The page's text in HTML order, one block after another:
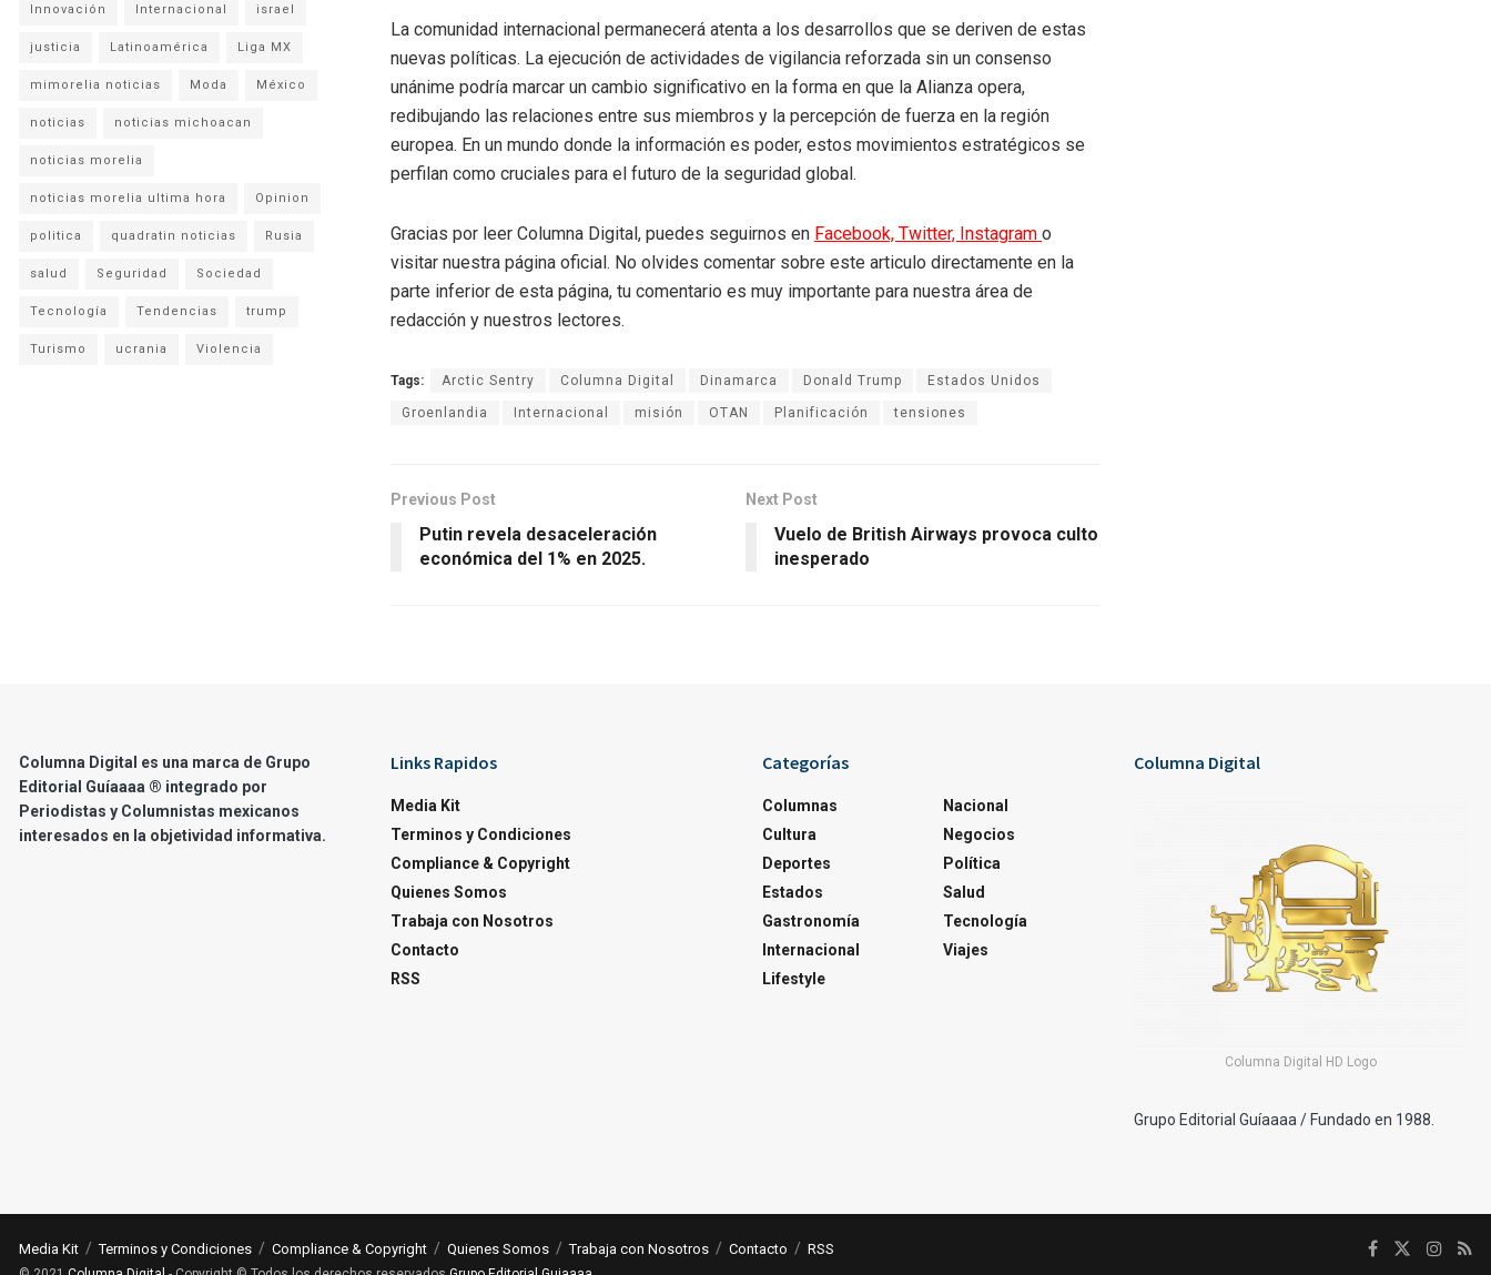
La comunidad internacional permanecerá atenta a los desarrollos que se deriven de estas
nuevas políticas. La ejecución de actividades de vigilancia reforzada sin un consenso
unánime podría marcar un cambio significativo en la forma en que la Alianza opera,
redibujando las relaciones entre sus miembros y la percepción de fuerza en la región
europea. En un mundo donde la información es poder, estos movimientos estratégicos se
perfilan como cruciales para el futuro de la seguridad global.
Gracias por leer Columna Digital, puedes seguirnos en Facebook, Twitter, Instagram o
visitar nuestra página oficial. No olvides comentar sobre este articulo directamente en la
parte inferior de esta página, tu comentario es muy importante para nuestra área de
redacción y nuestros lectores.
Tags: Arctic Sentry Columna Digital Dinamarca Donald Trump Estados Unidos
Groenlandia Internacional misión OTAN Planificación tensiones
Previous Post
Putin revela desaceleración
económica del 1% en 2025.
Next Post
Vuelo de British Airways provoca culto
inesperado
Innovación Internacional israel
justicia Latinoamérica Liga MX
mimorelia noticias Moda México
noticias noticias michoacan
noticias morelia
noticias morelia ultima hora Opinion
politica quadratin noticias Rusia
salud Seguridad Sociedad
Tecnología Tendencias trump
Turismo ucrania Violencia
Columna Digital es una marca de Grupo
Editorial Guíaaaa ® integrado por
Periodistas y Columnistas mexicanos
interesados en la objetividad informativa.
Links Rapidos
Media Kit
Terminos y Condiciones
Compliance & Copyright
Quienes Somos
Trabaja con Nosotros
Contacto
RSS
Categorías
Columnas
Cultura
Deportes
Estados
Gastronomía
Internacional
Lifestyle
Nacional
Negocios
Política
Salud
Tecnología
Viajes
Columna Digital
Columna Digital HD Logo
Grupo Editorial Guíaaaa / Fundado en 1988.
Media Kit Terminos y Condiciones Compliance & Copyright Quienes Somos Trabaja con Nosotros Contacto RSS